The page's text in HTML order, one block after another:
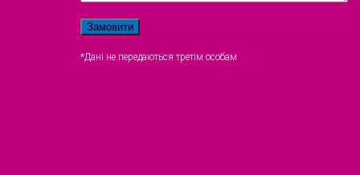
*Дані не передаються третім особам